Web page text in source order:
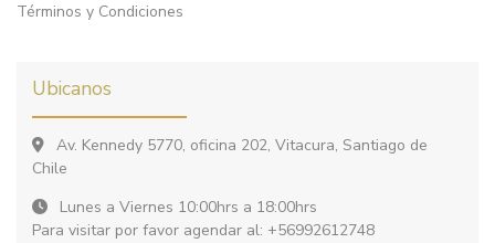
Términos y Condiciones
Ubicanos
Av. Kennedy 5770, oficina 202, Vitacura, Santiago de
Chile
Lunes a Viernes 10:00hrs a 18:00hrs
Para visitar por favor agendar al: +56992612748